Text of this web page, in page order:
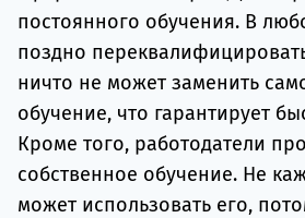
постоянного обучения. В
поздно
ничто не может заменить
обучение, что гарантирует
Кроме того, работодатели
собственное обучение. Не
может использовать его,